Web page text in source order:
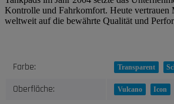
Kontrolle und Fahrkomfort. Heute vertrauen
weltweit auf die bewährte Qualität und
Produkteigenschaft
Wert
Farbe: Transparent
Oberfläche: Vulcano Icon